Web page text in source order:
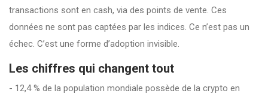
transactions sont en cash, via des points de vente. Ces
données ne sont pas captées par les indices. Ce n’est pas un
échec. C’est une forme d’adoption invisible.
Les chiffres qui changent tout
- 12,4 % de la population mondiale possède de la crypto en